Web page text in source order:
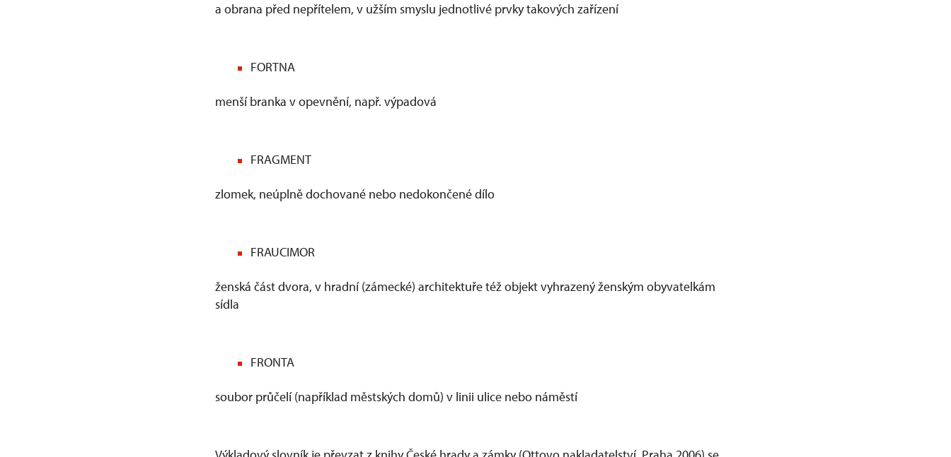
a obrana před nepřítelem, v užším smyslu jednotlivé prvky takových zařízení
FORTNA
menší branka v opevnění, např. výpadová
FRAGMENT
zlomek, neúplně dochované nebo nedokončené dílo
FRAUCIMOR
ženská část dvora, v hradní (zámecké) architektuře též objekt vyhrazený ženským obyvatelkám
sídla
FRONTA
soubor průčelí (například městských domů) v linii ulice nebo náměstí